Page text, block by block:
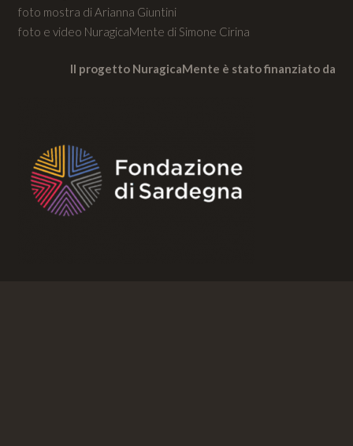
foto mostra di Arianna Giuntini
foto e video NuragicaMente di Simone Cirina
Il progetto NuragicaMente è stato finanziato da